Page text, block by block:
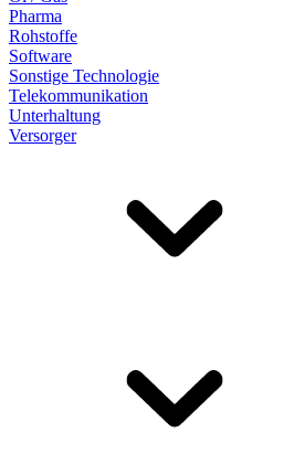
Pharma
Rohstoffe
Software
Sonstige Technologie
Telekommunikation
Unterhaltung
Versorger